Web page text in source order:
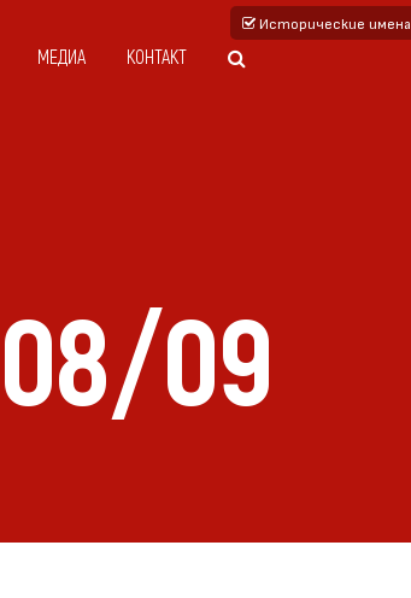
Исторические имена
МЕДИА КОНТАКТ
09